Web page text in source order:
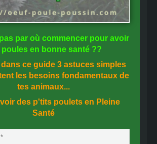
par où commencer pour avoir
poules en bonne santé ??
ce guide 3 astuces simples
les besoins fondamentaux de
tes animaux...
des p'tits poulets en Pleine
Santé